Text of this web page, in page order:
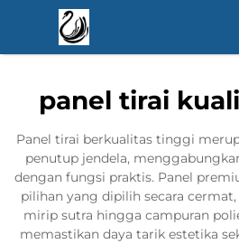
panel tirai
Panel tirai berkualitas tinggi
penutup jendela,
dengan fungsi praktis. Panel
pilihan yang dipilih secara
mirip sutra hingga campuran
memastikan daya tarik estetika